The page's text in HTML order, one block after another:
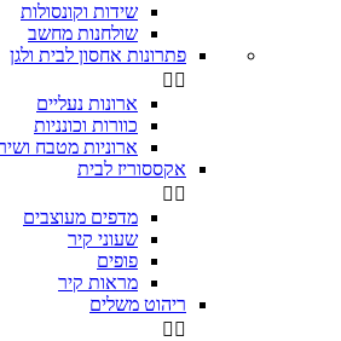
שידות וקונסולות
שולחנות מחשב
פתרונות אחסון לבית ולגן
 
ארונות נעליים
כוורות וכונניות
ארוניות מטבח
אקססוריז לבית
 
מדפים מעוצבים
שעוני קיר
פופים
מראות קיר
ריהוט משלים
 